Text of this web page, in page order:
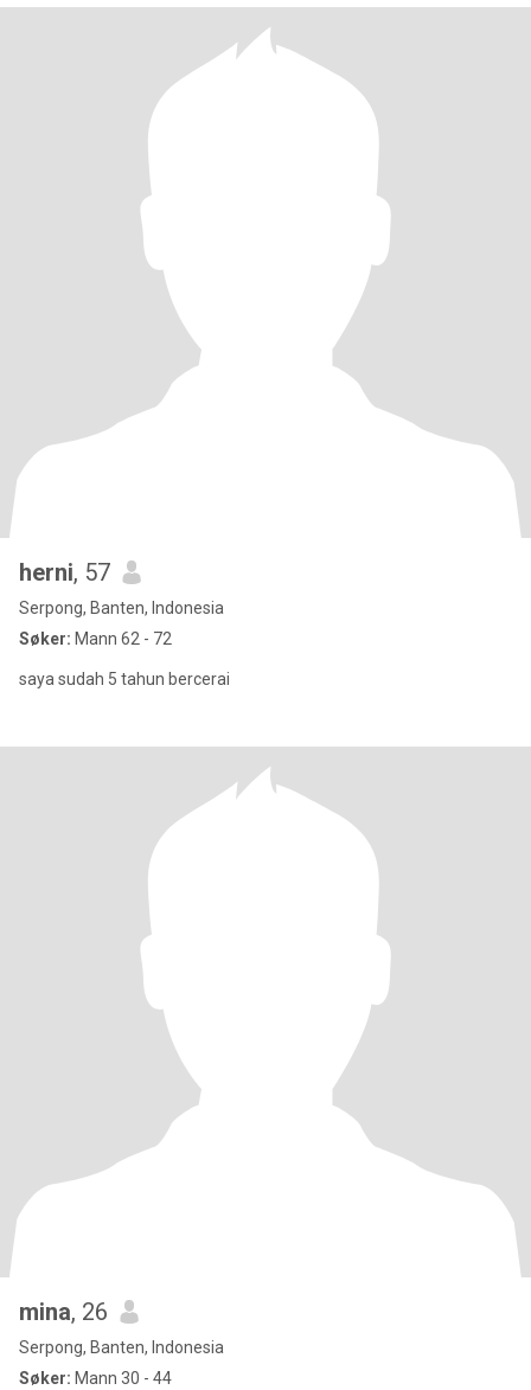
herni, 57
Serpong, Banten, Indonesia
Søker: Mann 62 - 72
saya sudah 5 tahun bercerai
mina, 26
Serpong, Banten, Indonesia
Søker: Mann 30 - 44